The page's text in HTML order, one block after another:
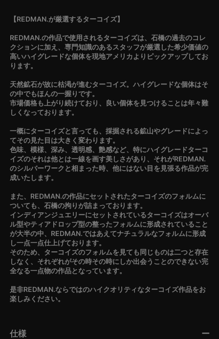
【REDMAN.が厳選するターコイズ】
REDMAN.の作品で使用されるターコイズは、石橋の過去のコレ
クションに加え、専門知識のあるスタッフが厳選した希少価値の
高いハイグレードな個体を現地アメリカよりピックアップしてお
ります。
天然鉱石が故に枯渇が進むターコイズ。ハイグレードな個体はそ
の中でもほんの一握りです。
市場価格も上がり続けており、良い個体を見つけることは年々難
しくなっております。
一概にターコイズと言っても、採掘される鉱山やグレードによっ
てその見た目は大きく変わります。
色味、模様、深み、透明感、艶感など、特にハイグレードターコ
イズのそれは他とは一線を画す美しさがあり、それがREDMAN.
のシルバーワークと相まった時、他にはない目を見張る作品が完
成いたします。
また、REDMAN.の作品にセットされたターコイズのフォルムに
ついても、石橋の拘りが詰まっております。
インディアンジュエリーにセットされているターコイズはオーバ
ル型やティアドロップ型の整ったフォルムに形成されていること
が大半の中、REDMAN.ではあえてナチュラルなフォルムに形成
し一点一点仕上げております。
そのため、ターコイズのフォルムを見ても同じものは二つと存在
しなく、それぞれがその時その時にしか出会うことのできない完
全なる一点物の作品となっています。
是非REDMAN.ならではのハイクオリティなターコイズ作品をお
楽しみください。
仕様